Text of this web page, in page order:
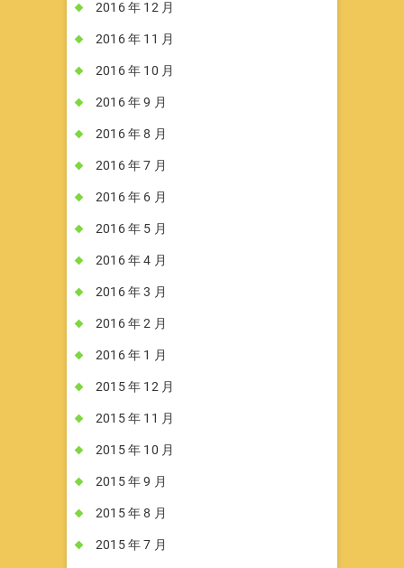
2016 年 12 月
2016 年 11 月
2016 年 10 月
2016 年 9 月
2016 年 8 月
2016 年 7 月
2016 年 6 月
2016 年 5 月
2016 年 4 月
2016 年 3 月
2016 年 2 月
2016 年 1 月
2015 年 12 月
2015 年 11 月
2015 年 10 月
2015 年 9 月
2015 年 8 月
2015 年 7 月